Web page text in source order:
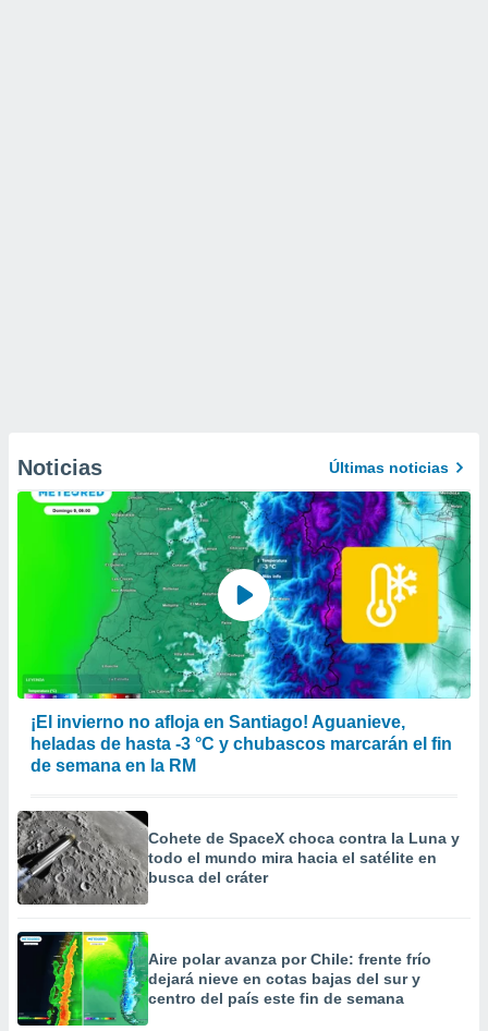
Noticias Últimas noticias
¡El invierno no afloja en Santiago! Aguanieve,
heladas de hasta -3 °C y chubascos marcarán el fin
de semana en la RM
Cohete de SpaceX choca contra la Luna y
todo el mundo mira hacia el satélite en
busca del cráter
Aire polar avanza por Chile: frente frío
dejará nieve en cotas bajas del sur y
centro del país este fin de semana